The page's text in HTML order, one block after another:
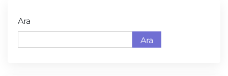
Ara
Ara